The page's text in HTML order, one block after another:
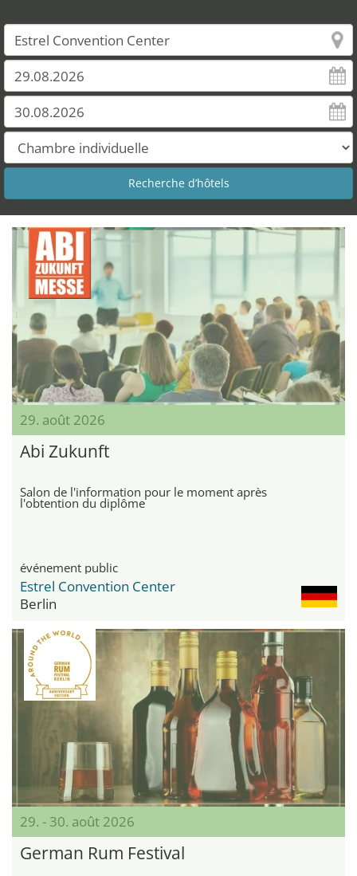
29. août 2026
Abi Zukunft
Salon de l'information pour le moment après
l'obtention du diplôme
événement public
Estrel Convention Center
Berlin
29. - 30. août 2026
German Rum Festival